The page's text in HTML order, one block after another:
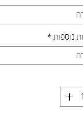
נוספות *